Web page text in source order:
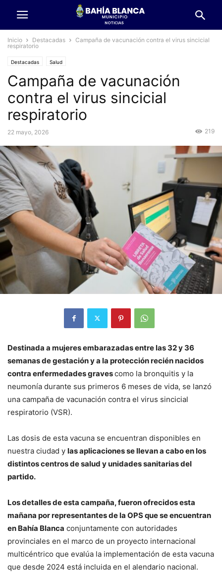
Inicio Destacadas
Campaña de vacunación contra el virus sincicial
respiratorio
Destacadas Salud
Campaña de vacunación
contra el virus sincicial
respiratorio
22 mayo, 2026 219
Destinada a mujeres embarazadas entre las 32 y 36
semanas de gestación y a la protección recién nacidos
contra enfermedades gravescomo la bronquitis y la
neumonía durante sus primeros 6 meses de vida, se lanzó
una campaña de vacunación contra el virus sincicial
respiratorio (VSR).
Las dosis de esta vacuna se encuentran disponibles en
nuestra ciudad y las aplicaciones se llevan a cabo en los
distintos centros de salud y unidades sanitarias del
partido.
Los detalles de esta campaña, fueron ofrecidos esta
mañana por representantes de la OPS que se encuentran
en Bahía Blanca conjuntamente con autoridades
provinciales en el marco de un proyecto internacional
multicéntrico que evalúa la implementación de esta vacuna
que desde 2024 está incluida en el alendario nacional.